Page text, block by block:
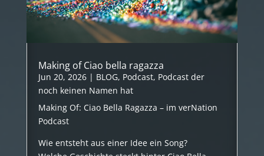
Making of Ciao bella ragazza
Jun 20, 2026| BLOG, Podcast, Podcast der
noch keinen Namen hat
Making Of: Ciao Bella Ragazza – im verNation
Podcast
Wie entsteht aus einer Idee ein Song?